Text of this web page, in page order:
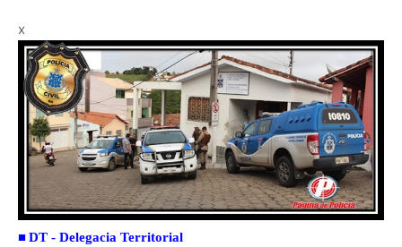
x
■DT - Delegacia Territorial